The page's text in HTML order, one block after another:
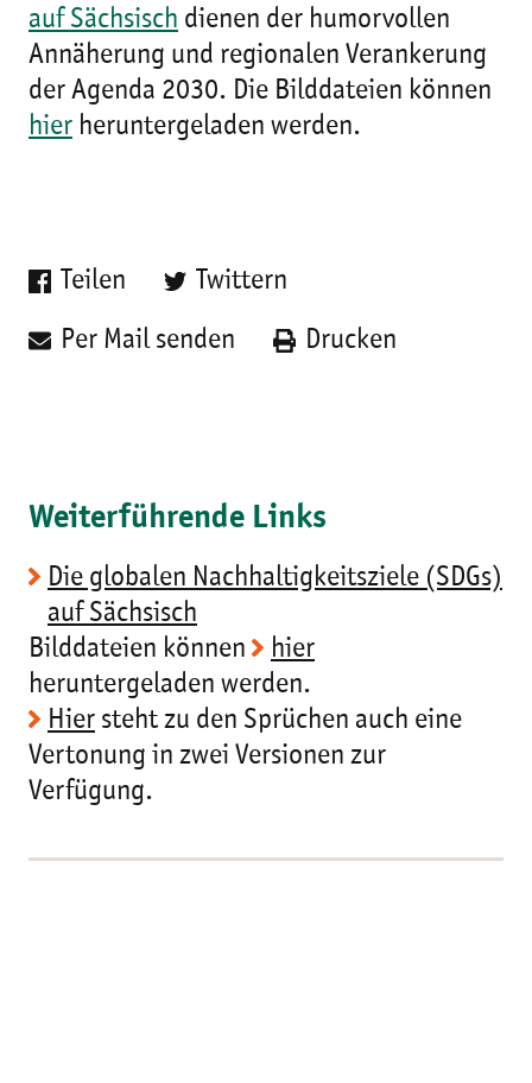
auf Sächsisch dienen der humorvollen
Annäherung und regionalen Verankerung
der Agenda 2030. Die Bilddateien können
hier heruntergeladen werden.
Teilen Twittern
Per Mail senden Drucken
Weiterführende Links
Die globalen Nachhaltigkeitsziele (SDGs)
auf Sächsisch
Bilddateien können
hier
heruntergeladen werden.
Hier steht zu den Sprüchen auch eine
Vertonung in zwei Versionen zur
Verfügung.